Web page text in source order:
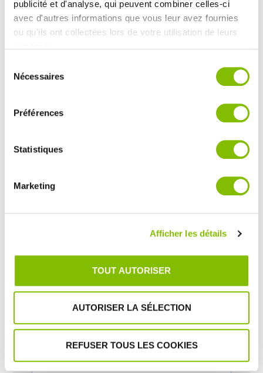
publicité et d'analyse, qui peuvent combiner celles-ci
avec d'autres informations que vous leur avez fournies
ou qu'ils ont collectées lors de votre utilisation de leurs
Nécessaires
Préférences
Statistiques
Marketing
Afficher les détails
TOUT AUTORISER
AUTORISER LA SÉLECTION
REFUSER TOUS LES COOKIES
bouteilles attribuées. Il doit être le plus réaliste
une demande si ce nombre nous paraît surestimé.
Descriptif rapide de l'événement